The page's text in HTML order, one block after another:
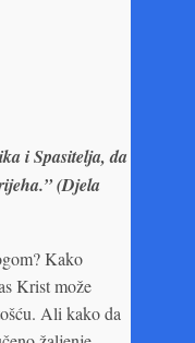
i Spasitelja, da
(Djela
Kako
Krist može
Ali kako da